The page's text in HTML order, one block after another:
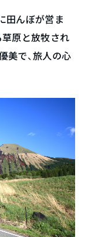
田んぼが営ま
草原と放牧され
美で、旅人の心